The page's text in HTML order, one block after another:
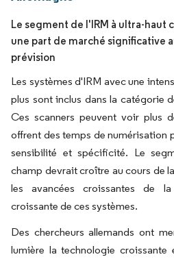
Le segment de l'IRM à ultra-haut
une part de marché significative
prévision
Les systèmes d'IRM avec une
plus sont inclus dans la catégorie
Ces scanners peuvent voir plus
offrent des temps de numérisation
sensibilité et spécificité. Le
champ devrait croître au cours de
les avancées croissantes de
croissante de ces systèmes.
Des chercheurs allemands ont
lumière la technologie croissante